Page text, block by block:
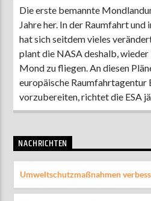
ZU HÖREN INMünster 90,9 MHz
Die erste bemannte
Jahre her. In der Raumfahrt
hat sich seitdem vieles
plant die NASA deshalb,
Mond zu fliegen. An diesen
europäische Raumfahrtagentur
vorzubereiten, richtet die ESA
NACHRICHTEN
Umweltschutzmaßnahmen